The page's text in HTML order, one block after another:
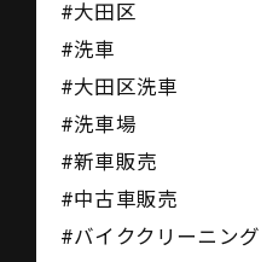
#大田区
#洗車
#大田区洗車
#洗車場
#新車販売
#中古車販売
#バイククリーニング